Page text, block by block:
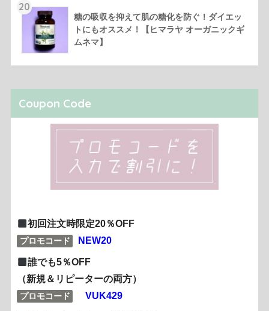
20
糖の吸収を抑えて肌の糖化を防ぐ！ダイエッ
トにもオススメ！【ヒマラヤ オーガニックギ
ムネマ】
Coupon Code
初回注文時限定20％OFF
プロモコード NEW20
誰でも5％OFF
（新規＆リピーターの両方）
プロモコード VUK429